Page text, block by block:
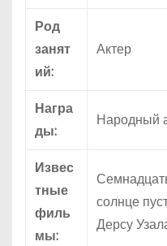
Род
занят
ий:
Актер
Награ
ды:
Народный
Извес
тные
филь
мы:
солнце
Дерсу